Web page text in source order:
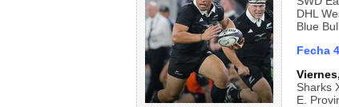
DHL
Blue
Fecha 4
Sharks
E.